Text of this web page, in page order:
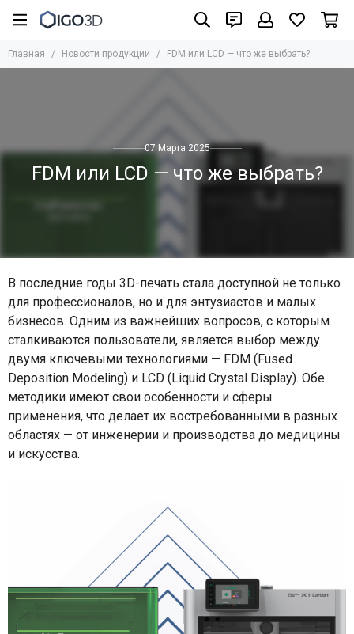
Главная Новости продукции FDM или LCD — что же выбрать?
07 Марта 2025
FDM или LCD — что же выбрать?
В последние годы 3D-печать стала доступной не только
для профессионалов, но и для энтузиастов и малых
бизнесов. Одним из важнейших вопросов, с которым
сталкиваются пользователи, является выбор между
двумя ключевыми технологиями — FDM (Fused
Deposition Modeling) и LCD (Liquid Crystal Display). Обе
методики имеют свои особенности и сферы
применения, что делает их востребованными в разных
областях — от инженерии и производства до медицины
и искусства.